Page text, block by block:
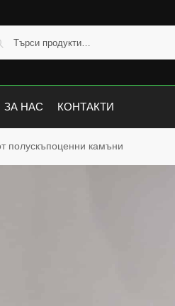
ЗА НАС КОНТАКТИ
полускъпоценни камъни